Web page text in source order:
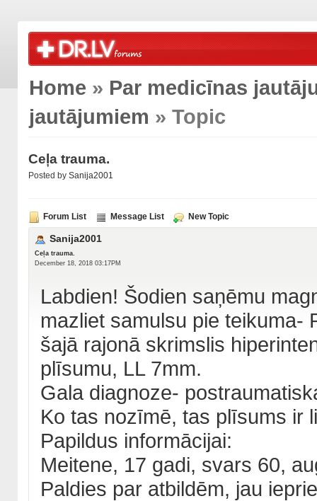
Home » Par medicīnas
jautājumiem » Topic
Ceļa trauma.
Posted by Sanija2001
Forum List Message List New Topic
Sanija2001
Ceļa trauma.
December 18, 2018 03:17PM
Labdien! Šodien saņēmu
mazliet samulsu pie teikuma-
šajā rajonā skrimslis
plīsumu, LL 7mm.
Gala diagnoze-
Ko tas nozīmē, tas plīsums ir
Papildus informācijai:
Meitene, 17 gadi, svars 60,
Paldies par atbildēm, jau